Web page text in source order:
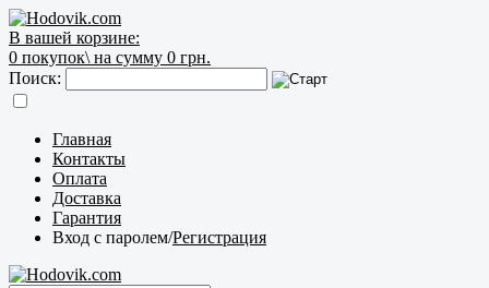
В вашей корзине:
0 покупок\ на сумму 0 грн.
Поиск:
Главная
Контакты
Оплата
Доставка
Гарантия
Вход с паролем/Регистрация